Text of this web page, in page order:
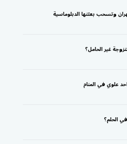
وتسحب بعثتها الدبلوماسية
غير الحامل؟
علوي في المنام
الحلم؟